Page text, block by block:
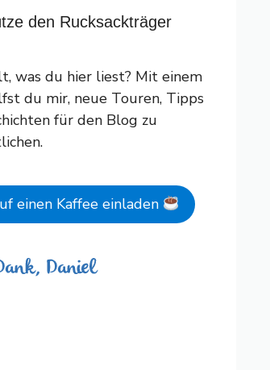
den Rucksackträger
was du hier liest? Mit einem
du mir, neue Touren, Tipps
für den Blog zu
einen Kaffee einladen